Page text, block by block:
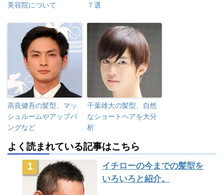
美容院について
７選
高良健吾の髪型、マッ
シュルームやアップバ
ングなど
千葉雄大の髪型、自然
なショートヘアを大分
析
よく読まれている記事はこちら
イチローの今までの髪型を
いろいろと紹介。